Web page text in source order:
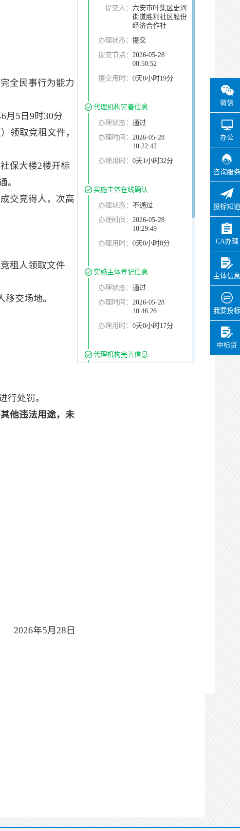
微信
办公
咨询服务
投标知道
CA办理
主体信息
我要投标
中标贷
全民事行为能力
月5日9时30分
领取竞租文件，
保大楼2楼开标
。
交竞得人，次高
租人领取文件
交场地。
行处罚。
他违法用途，未
2026年5月28日
提交人： 六安市叶集区史河
街道胜利社区股份
经济合作社
办理状态： 提交
提交节点： 2026-05-28
08:50:52
提交用时： 0天0小时19分
代理机构完善信息
办理状态： 通过
办理时间： 2026-05-28
10:22:42
办理用时： 0天1小时32分
实施主体在线确认
办理状态： 不通过
办理时间： 2026-05-28
10:29:49
办理用时： 0天0小时8分
实施主体登记信息
办理状态： 通过
办理时间： 2026-05-28
10:46:26
办理用时： 0天0小时17分
代理机构完善信息